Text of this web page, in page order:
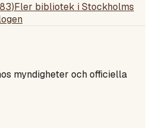
)Fler bibliotek i Stockholms
myndigheter och officiella